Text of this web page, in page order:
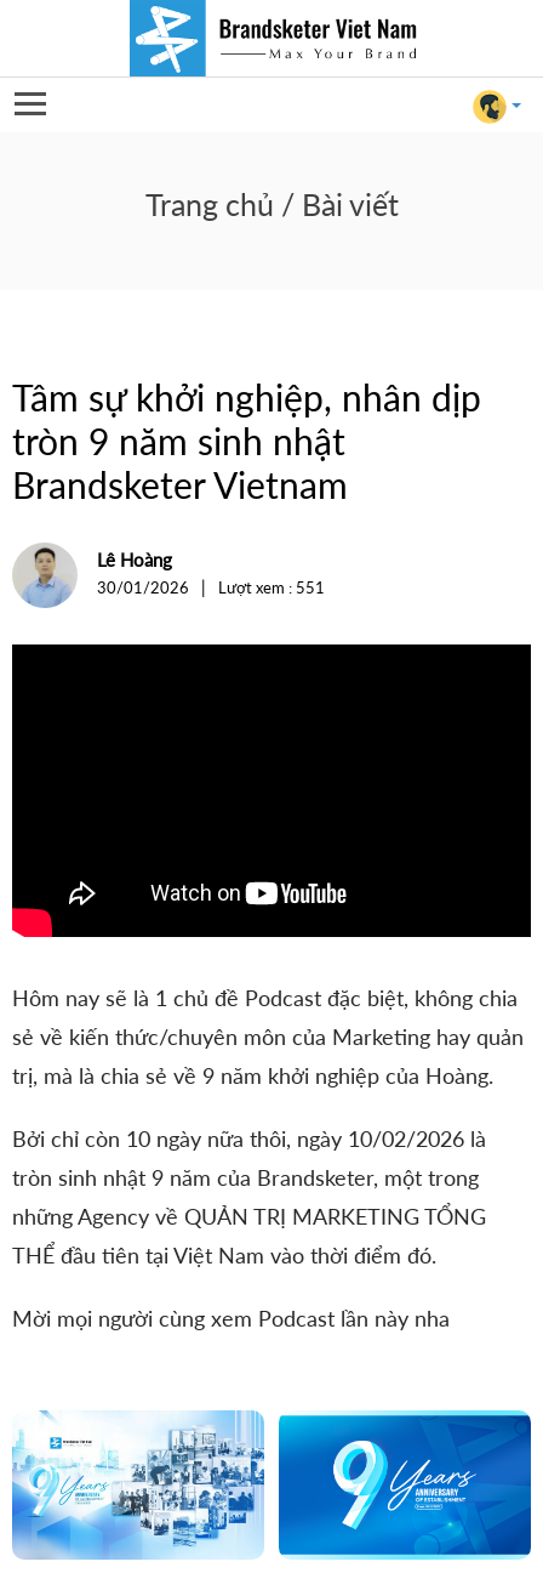
For Client
For Internal
nhân
dịp
tròn
năm
sinh
Trang chủ / Bài viết
Tâm sự khởi nghiệp, nhân dịp
tròn 9 năm sinh nhật
Brandsketer Vietnam
Lê Hoàng
30/01/2026 | Lượt xem : 551
Hôm nay sẽ là 1 chủ đề Podcast đặc biệt, không chia
sẻ về kiến thức/chuyên môn của Marketing hay quản
trị, mà là chia sẻ về 9 năm khởi nghiệp của Hoàng.
Bởi chỉ còn 10 ngày nữa thôi, ngày 10/02/2026 là
tròn sinh nhật 9 năm của Brandsketer, một trong
những Agency về QUẢN TRỊ MARKETING TỔNG
THỂ đầu tiên tại Việt Nam vào thời điểm đó.
Mời mọi người cùng xem Podcast lần này nha